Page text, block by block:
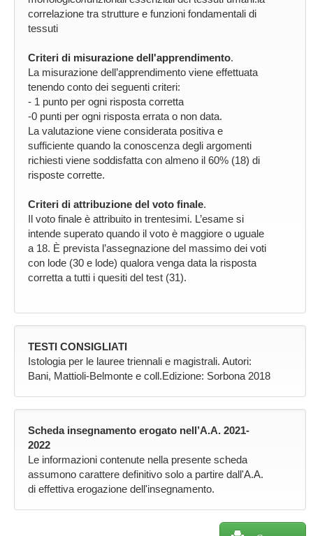
correlazione tra strutture e funzioni fondamentali di
tessuti
Criteri di misurazione dell'apprendimento.
La misurazione dell’apprendimento viene effettuata
tenendo conto dei seguenti criteri:
- 1 punto per ogni risposta corretta
-0 punti per ogni risposta errata o non data.
La valutazione viene considerata positiva e
sufficiente quando la conoscenza degli argomenti
richiesti viene soddisfatta con almeno il 60% (18) di
risposte corrette.
Criteri di attribuzione del voto finale.
Il voto finale è attribuito in trentesimi. L’esame si
intende superato quando il voto è maggiore o uguale
a 18. È prevista l’assegnazione del massimo dei voti
con lode (30 e lode) qualora venga data la risposta
corretta a tutti i quesiti del test (31).
TESTI CONSIGLIATI
Istologia per le lauree triennali e magistrali. Autori:
Bani, Mattioli-Belmonte e coll.Edizione: Sorbona 2018
Scheda insegnamento erogato nell’A.A. 2021-
2022
Le informazioni contenute nella presente scheda
assumono carattere definitivo solo a partire dall'A.A.
di effettiva erogazione dell'insegnamento.